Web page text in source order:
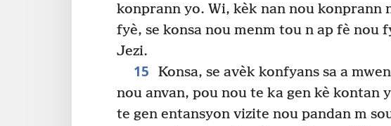
konprann yo. Wi, kèk nan nou konprann
fyè, se konsa nou menm tou n ap fè nou
Jezi.
15
Konsa, se avèk konfyans sa a
nou anvan, pou nou te ka gen kè kontan
te gen entansyon vizite nou pandan m